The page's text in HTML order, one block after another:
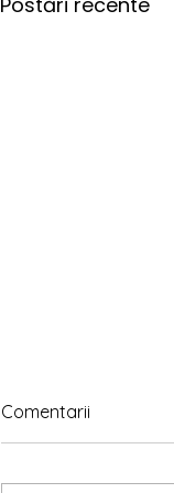
Comentarii